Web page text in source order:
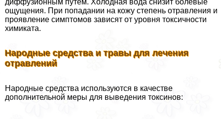
диффузионным путем. Холодная вода снизит болевые
ощущения. При попадании на кожу степень отравления и
проявление симптомов зависят от уровня токсичности
химиката.
Народные средства и травы для лечения
отравлений
Народные средства используются в качестве
дополнительной меры для выведения токсинов: